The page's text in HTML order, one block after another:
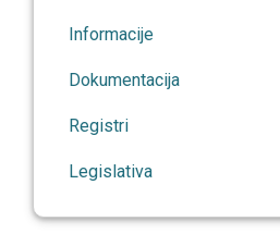
Informacije
Dokumentacija
Registri
Legislativa